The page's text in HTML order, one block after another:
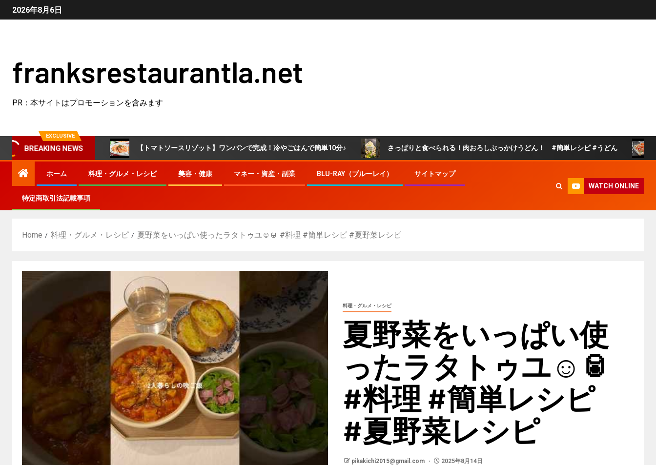
2026年8月6日
franksrestaurantla.net
PR：本サイトはプロモーションを含みます
EXCLUSIVE
BREAKING NEWS
ウなしで完成！ 【トマトソースリゾット】ワンパンで完成！冷やごはんで簡単10分♪ さっぱりと食べられる！肉おろしぶっかけうどん！ #簡単レシピ #うどん 玉ねぎトマ
ホーム 料理・グルメ・レシピ 美容・健康 マネー・資産・副業 BLU-RAY（ブルーレイ） サイトマップ
特定商取引法記載事項
WATCH ONLINE
Home 料理・グルメ・レシピ 夏野菜をいっぱい使ったラタトゥユ☺️🥫 #料理 #簡単レシピ #夏野菜レシピ
料理・グルメ・レシピ
夏野菜をいっぱい使
ったラタトゥユ☺️🥫
#料理 #簡単レシピ
#夏野菜レシピ
pikakichi2015@gmail.com 2025年8月14日